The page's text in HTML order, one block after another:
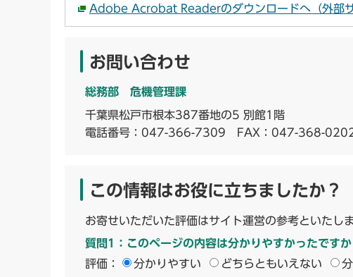
Adobe Acrobat Readerのダウンロードへ（外部サ
お問い合わせ
総務部 危機管理課
千葉県松戸市根本387番地の5 別館1階
電話番号： 047-366-7309 FAX：047-368-
この情報はお役に立ちましたか？
お寄せいただいた評価はサイト運営の参考といたしま
質問1：このページの内容は分かりやすかったですか
評価：
分かりやすい どちらともいえない